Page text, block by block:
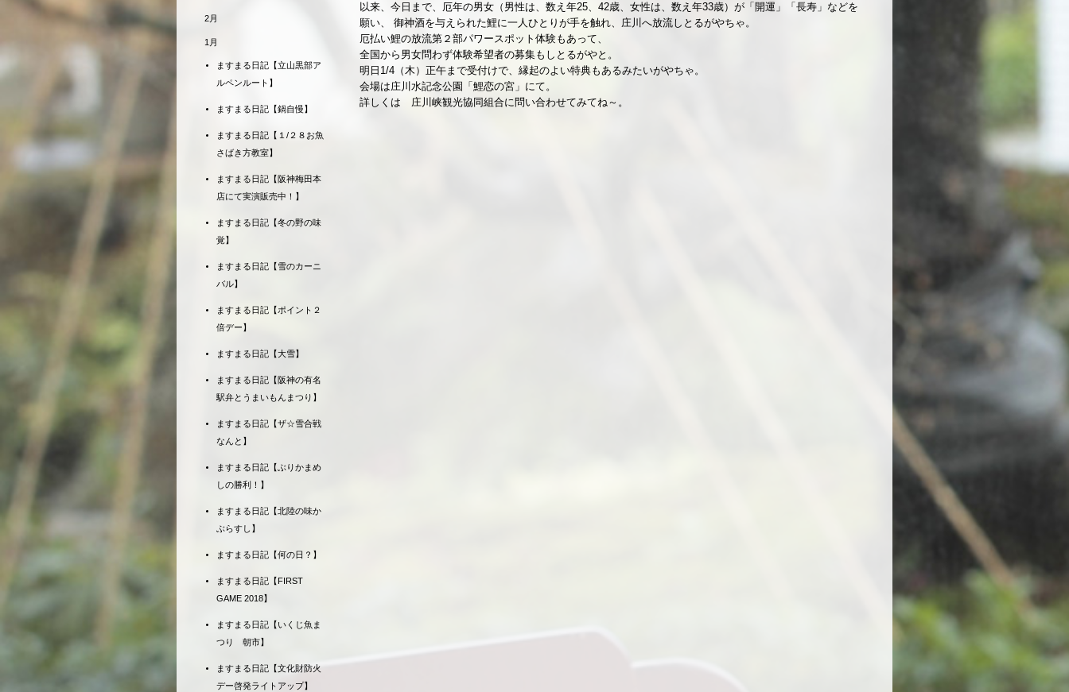
以来、今日まで、厄年の男女（男性は、数え年25、42歳、女性は、数え年33歳）が「開運」「長寿」などを
願い、 御神酒を与えられた鯉に一人ひとりが手を触れ、庄川へ放流しとるがやちゃ。
厄払い鯉の放流第２部パワースポット体験もあって、
全国から男女問わず体験希望者の募集もしとるがやと。
明日1/4（木）正午まで受付けで、縁起のよい特典もあるみたいがやちゃ。
会場は庄川水記念公園「鯉恋の宮」にて。
詳しくは 庄川峡観光協同組合に問い合わせてみてね～。
2月
1月
ますまる日記【立山黒部ア
ルペンルート】
ますまる日記【鍋自慢】
ますまる日記【１/２８お魚
さばき方教室】
ますまる日記【阪神梅田本
店にて実演販売中！】
ますまる日記【冬の野の味
覚】
ますまる日記【雪のカーニ
バル】
ますまる日記【ポイント２
倍デー】
ますまる日記【大雪】
ますまる日記【阪神の有名
駅弁とうまいもんまつり】
ますまる日記【ザ☆雪合戦
なんと】
ますまる日記【ぶりかまめ
しの勝利！】
ますまる日記【北陸の味か
ぶらすし】
ますまる日記【何の日？】
ますまる日記【FIRST
GAME 2018】
ますまる日記【いくじ魚ま
つり 朝市】
ますまる日記【文化財防火
デー啓発ライトアップ】